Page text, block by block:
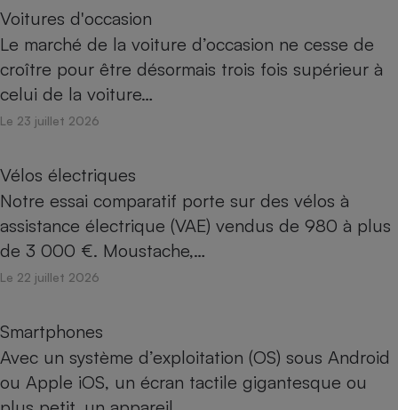
Voitures d'occasion
Le marché de la voiture d’occasion ne cesse de
croître pour être désormais trois fois supérieur à
celui de la voiture…
Le 23 juillet 2026
Vélos électriques
Notre essai comparatif porte sur des vélos à
assistance électrique (VAE) vendus de 980 à plus
de 3 000 €. Moustache,…
Le 22 juillet 2026
Smartphones
Avec un système d’exploitation (OS) sous Android
ou Apple iOS, un écran tactile gigantesque ou